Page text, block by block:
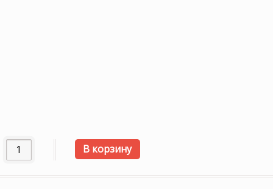
Количество товара Подушка пуховая «Дуэт» средняя
В корзину